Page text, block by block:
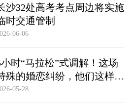
沙32处高考考点周边将实施
时交通管制
06-06
小时“马拉松”式调解！这场
殊的婚恋纠纷，他们这样化
……
05-28